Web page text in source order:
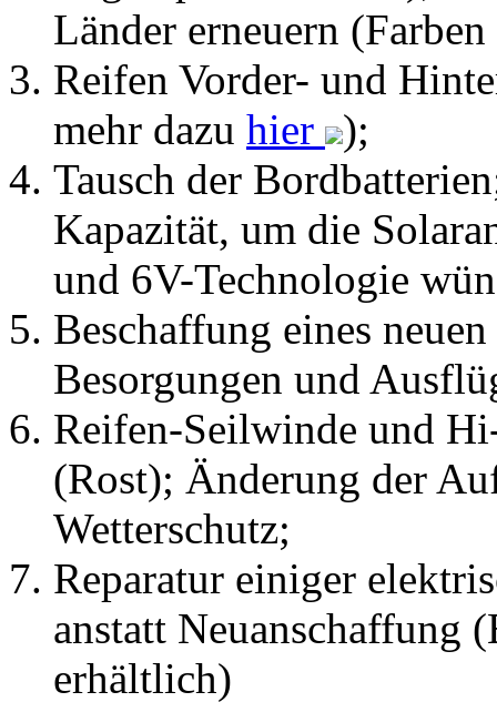
Reifen Vorder- und
mehr dazuhier );
Tausch der
Kapazität, um die
und 6V-Technologie
Beschaffung eines
Besorgungen und
Reifen-Seilwinde und
(Rost); Änderung der
Wetterschutz;
Reparatur einiger
anstatt Neuanschaffung
erhältlich)
Ausmisten von Dingen,